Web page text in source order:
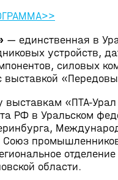
— единственная в
устройств,
силовых
«ПТА-Урал
РФ в Уральском
Союз
области.